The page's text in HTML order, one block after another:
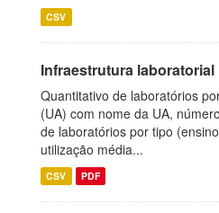
CSV
Infraestrutura laboratorial
Quantitativo de laboratórios
(UA) com nome da UA,
de laboratórios por tipo
utilização média...
CSV PDF